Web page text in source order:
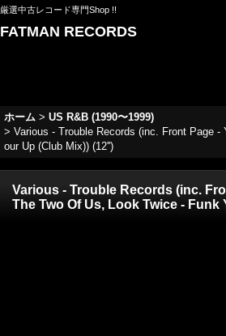
厳選中古レコード専門Shop !!
FATMAN RECORDS
ホーム > US R&B (1990〜1999)
> Various - Trouble Records (inc. Front Page
our Up (Club Mix)) (12'')
Various - Trouble Records (inc.
The Two Of Us, Look Twice - Funk